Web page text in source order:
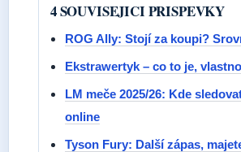
4 SOUVISEJICI PRISPEVKY
ROG Ally: Stojí za koupi?
Ekstrawertyk – co to je,
LM meče 2025/26: Kde
online
Tyson Fury: Další zápas,